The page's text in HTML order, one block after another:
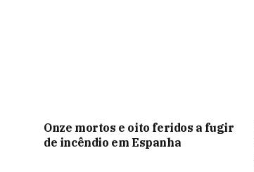
Onze mortos e oito feridos a fugir
de incêndio em Espanha